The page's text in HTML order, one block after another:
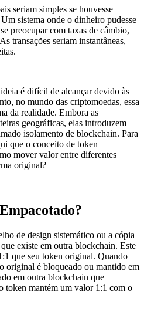
seriam simples se houvesse
sistema onde o dinheiro pudesse
preocupar com taxas de câmbio,
transações seriam instantâneas,
é difícil de alcançar devido às
no mundo das criptomoedas, essa
da realidade. Embora as
geográficas, elas introduzem
isolamento de blockchain. Para
que o conceito de token
mover valor entre diferentes
original?
de design sistemático ou a cópia
existe em outra blockchain. Este
que seu token original. Quando
original é bloqueado ou mantido em
em outra blockchain que
token mantém um valor 1:1 com o